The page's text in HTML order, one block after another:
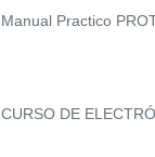
Manual Practico
CURSO DE